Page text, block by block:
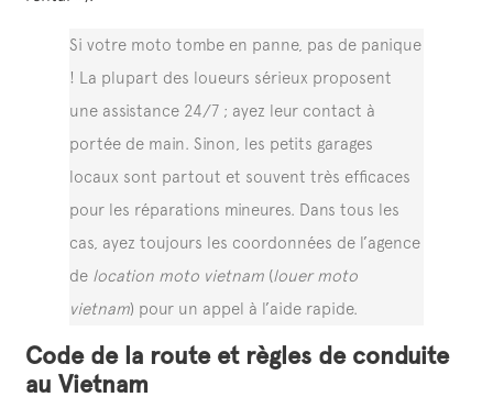
Si votre moto tombe en panne, pas de panique
! La plupart des loueurs sérieux proposent
une assistance 24/7 ; ayez leur contact à
portée de main. Sinon, les petits garages
locaux sont partout et souvent très efficaces
pour les réparations mineures. Dans tous les
cas, ayez toujours les coordonnées de l’agence
de location moto vietnam (louer moto
vietnam) pour un appel à l’aide rapide.
Code de la route et règles de conduite
au Vietnam